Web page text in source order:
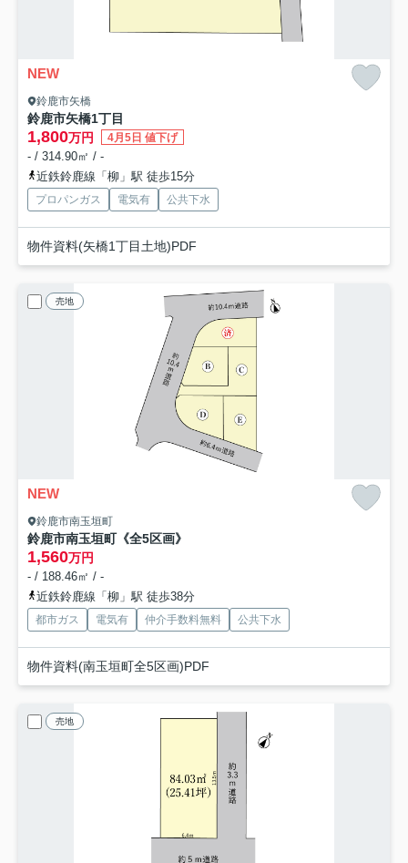
NEW
鈴鹿市矢橋
鈴鹿市矢橋1丁目
1,800万円 4月5日 値下げ
- / 314.90㎡ / -
近鉄鈴鹿線「柳」駅 徒歩15分
プロパンガス 電気有 公共下水
物件資料(矢橋1丁目土地)PDF
売地
NEW
鈴鹿市南玉垣町
鈴鹿市南玉垣町《全5区画》
1,560万円
- / 188.46㎡ / -
近鉄鈴鹿線「柳」駅 徒歩38分
都市ガス 電気有 仲介手数料無料 公共下水
物件資料(南玉垣町全5区画)PDF
売地